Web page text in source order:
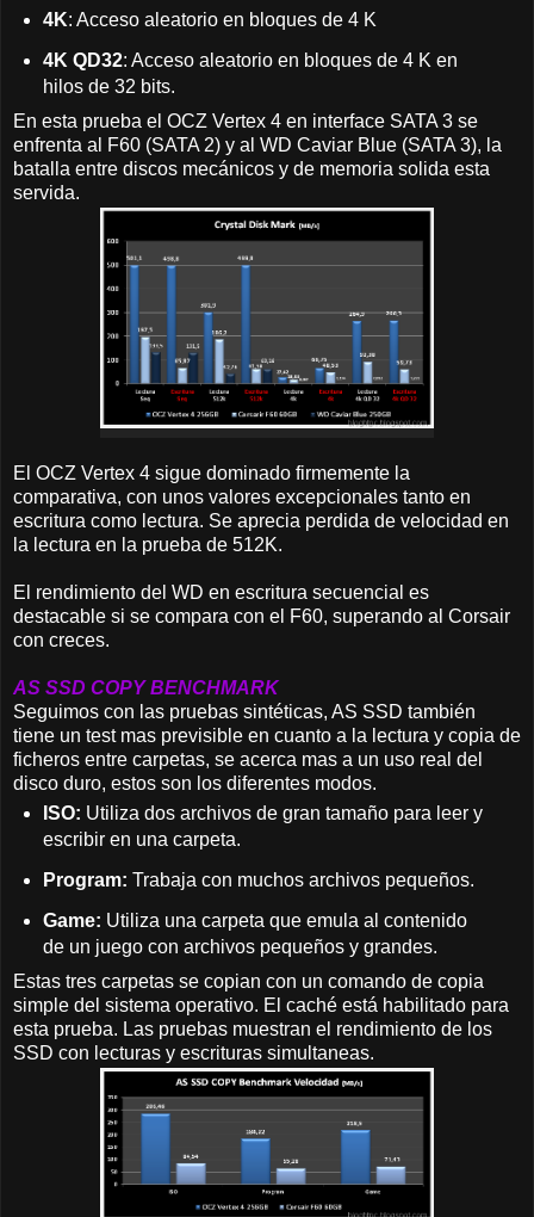
4K: Acceso aleatorio en bloques de 4 K
4K QD32: Acceso aleatorio en bloques de 4 K en
hilos de 32 bits.
En esta prueba el OCZ Vertex 4 en interface SATA 3 se
enfrenta al F60 (SATA 2) y al WD Caviar Blue (SATA 3), la
batalla entre discos mecánicos y de memoria solida esta
servida.
El OCZ Vertex 4 sigue dominado firmemente la
comparativa, con unos valores excepcionales tanto en
escritura como lectura. Se aprecia perdida de velocidad en
la lectura en la prueba de 512K.
El rendimiento del WD en escritura secuencial es
destacable si se compara con el F60, superando al Corsair
con creces.
AS SSD COPY BENCHMARK
Seguimos con las pruebas sintéticas, AS SSD también
tiene un test mas previsible en cuanto a la lectura y copia de
ficheros entre carpetas, se acerca mas a un uso real del
disco duro, estos son los diferentes modos.
ISO: Utiliza dos archivos de gran tamaño para leer y
escribir en una carpeta.
Program: Trabaja con muchos archivos pequeños.
Game: Utiliza una carpeta que emula al contenido
de un juego con archivos pequeños y grandes.
Estas tres carpetas se copian con un comando de copia
simple del sistema operativo. El caché está habilitado para
esta prueba. Las pruebas muestran el rendimiento de los
SSD con lecturas y escrituras simultaneas.